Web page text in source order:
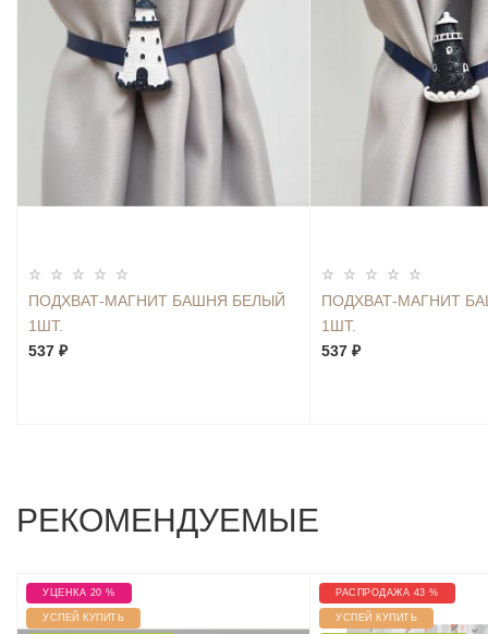
ПОДХВАТ-МАГНИТ БАШНЯ БЕЛЫЙ
1ШТ.
537 ₽
ПОДХВАТ-МАГНИТ
1ШТ.
537 ₽
РЕКОМЕНДУЕМЫЕ
УЦЕНКА 20 %
УСПЕЙ КУПИТЬ
РАСПРОДАЖА 43 %
УСПЕЙ КУПИТЬ